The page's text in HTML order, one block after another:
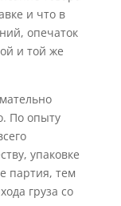
и что в
опечаток
и той же
По опыту
упаковке
партия, тем
груза со